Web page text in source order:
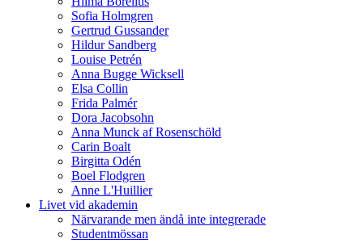
Sofia Holmgren
Gertrud Gussander
Hildur Sandberg
Louise Petrén
Anna Bugge Wicksell
Elsa Collin
Frida Palmér
Dora Jacobsohn
Anna Munck af Rosenschöld
Carin Boalt
Birgitta Odén
Boel Flodgren
Anne L'Huillier
Livet vid akademin
Närvarande men ändå inte integrerade
Studentmössan